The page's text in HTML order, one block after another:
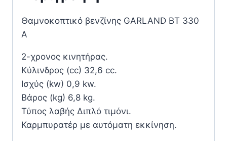
Θαμνοκοπτικό βενζίνης GARLAND BT 330
A
2-χρονος κινητήρας.
Κύλινδρος (cc) 32,6 cc.
Ισχύς (kw) 0,9 kw.
Βάρος (kg) 6,8 kg.
Τύπος λαβής Διπλό τιμόνι.
Καρμπυρατέρ με αυτόματη εκκίνηση.